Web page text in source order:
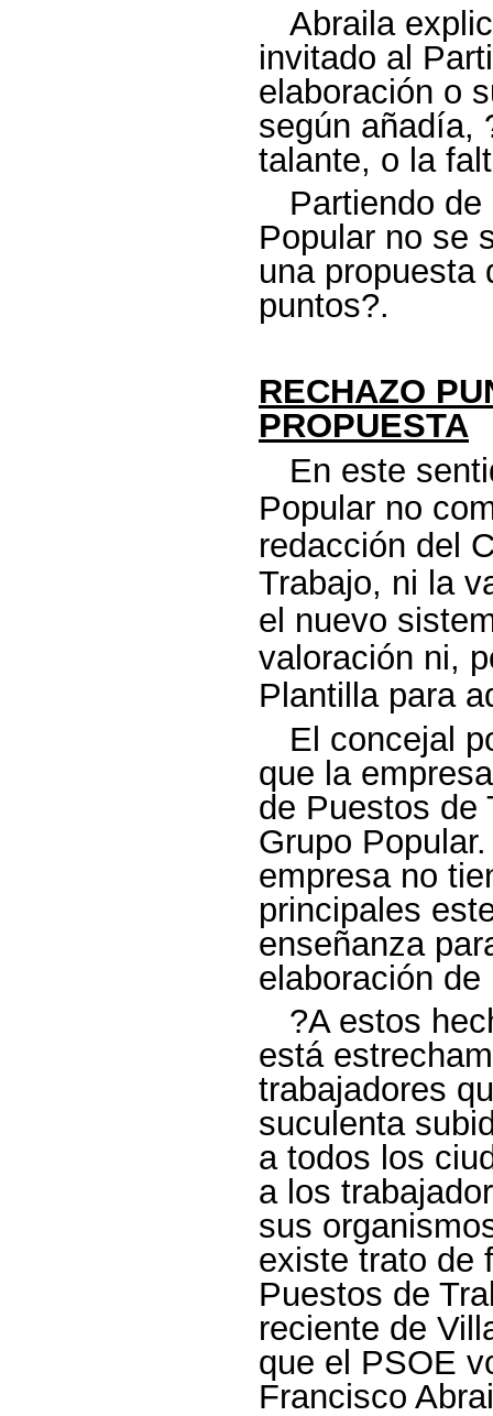
Abraila
invitado al
elaboración o
según añadía,
talante, o la
Partiendo
Popular no se
una propuesta
puntos?.
RECHAZO
PROPUESTA
En este
Popular no
redacción del
Trabajo, ni la
el nuevo
valoración ni,
Plantilla para
El concejal
que la
de Puestos de
Grupo
empresa no
principales
enseñanza
elaboración de
?A estos
está
trabajadores
suculenta
a todos los
a los
sus
existe trato de
Puestos de
reciente de
que el PSOE
Francisco